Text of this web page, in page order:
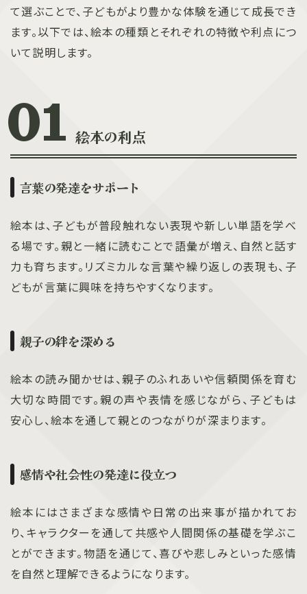
て選ぶことで、子どもがより豊かな体験を通じて成長でき
ます。以下では、絵本の種類とそれぞれの特徴や利点につ
いて説明します。
絵本の利点
言葉の発達をサポート
絵本は、子どもが普段触れない表現や新しい単語を学べ
る場です。親と一緒に読むことで語彙が増え、自然と話す
力も育ちます。リズミカルな言葉や繰り返しの表現も、子
どもが言葉に興味を持ちやすくなります。
親子の絆を深める
絵本の読み聞かせは、親子のふれあいや信頼関係を育む
大切な時間です。親の声や表情を感じながら、子どもは
安心し、絵本を通して親とのつながりが深まります。
感情や社会性の発達に役立つ
絵本にはさまざまな感情や日常の出来事が描かれてお
り、キャラクターを通して共感や人間関係の基礎を学ぶこ
とができます。物語を通じて、喜びや悲しみといった感情
を自然と理解できるようになります。